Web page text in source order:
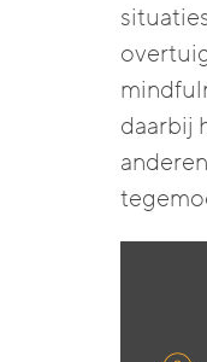
daarbij